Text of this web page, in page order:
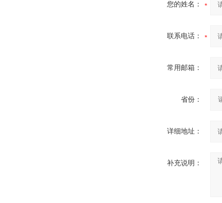
您的姓名：
联系电话：
常用邮箱：
省份：
详细地址：
补充说明：